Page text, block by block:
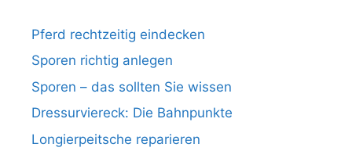
Pferd rechtzeitig eindecken
Sporen richtig anlegen
Sporen – das sollten Sie wissen
Dressurviereck: Die Bahnpunkte
Longierpeitsche reparieren